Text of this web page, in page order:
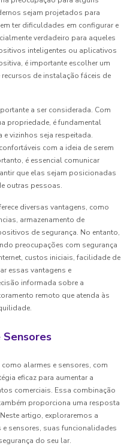
sejam projetados para
ter dificuldades em configurar e
verdadeiro para aqueles
inteligentes ou aplicativos
é importante escolher um
de instalação fáceis de
a ser considerada. Com
propriedade, é fundamental
vizinhos seja respeitada.
com a ideia de serem
é essencial comunicar
que elas sejam posicionadas
outras pessoas.
diversas vantagens, como
armazenamento de
de segurança. No entanto,
preocupações com segurança
custos iniciais, facilidade de
essas vantagens e
informada sobre a
remoto que atenda às
alarmes e sensores, com
eficaz para aumentar a
comerciais. Essa combinação
proporciona uma resposta
artigo, exploraremos a
sensores, suas funcionalidades
do seu lar.